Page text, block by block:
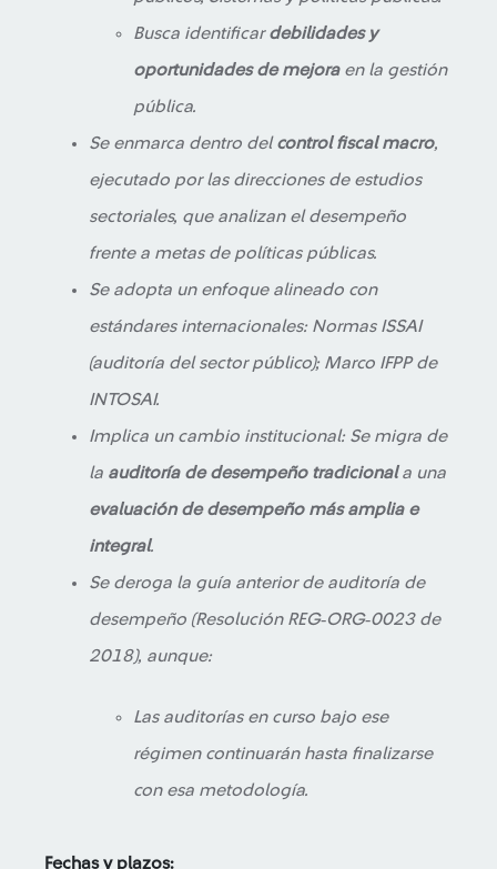
Busca identificardebilidades y
oportunidades de mejoraen la gestión
pública.
Se enmarca dentro delcontrol fiscal macro,
ejecutado por las direcciones de estudios
sectoriales, que analizan el desempeño
frente a metas de políticas públicas.
Se adopta un enfoque alineado con
estándares internacionales: Normas ISSAI
(auditoría del sector público); Marco IFPP de
INTOSAI.
Implica un cambio institucional: Se migra de
la auditoría de desempeño tradicionala una
evaluación de desempeño más amplia e
integral.
Se deroga la guía anterior de auditoría de
desempeño (Resolución REG‑ORG‑0023 de
2018), aunque:
Las auditorías en curso bajo ese
régimen continuarán hasta finalizarse
con esa metodología.
Fechas y plazos: